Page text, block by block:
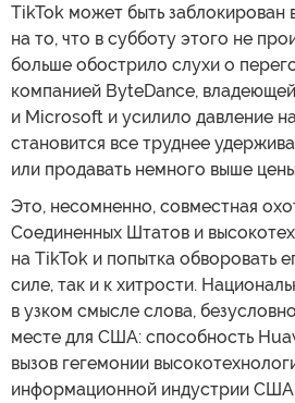
TikTok может быть заблокирован
на то, что в субботу этого не
больше обострило слухи о
компанией ByteDance,
и Microsoft и усилило давление
становится все труднее
или продавать немного выше
Это, несомненно, совместная
Соединенных Штатов и
на TikTok и попытка обворовать
силе, так и к хитрости.
в узком смысле слова,
месте для США: способность
вызов гегемонии
информационной индустрии